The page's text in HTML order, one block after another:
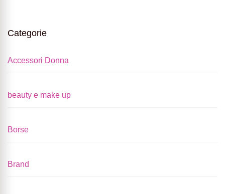
Categorie
Accessori Donna
beauty e make up
Borse
Brand